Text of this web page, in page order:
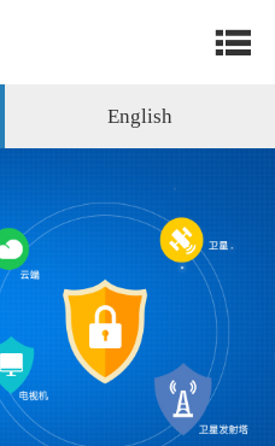
English